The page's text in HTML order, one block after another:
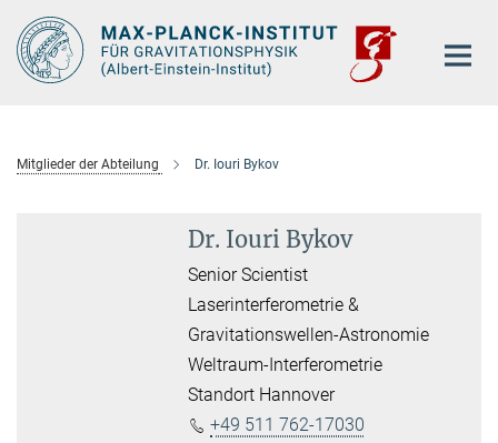
Hauptinhalt
Mitglieder der Abteilung Dr. Iouri Bykov
Dr. Iouri Bykov
Senior Scientist
Laserinterferometrie &
Gravitationswellen-Astronomie
Weltraum-Interferometrie
Standort Hannover
+49 511 762-17030